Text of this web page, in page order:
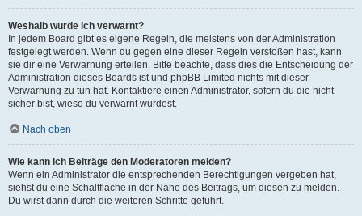
Weshalb wurde ich verwarnt?
In jedem Board gibt es eigene Regeln, die meistens von der Administration
festgelegt werden. Wenn du gegen eine dieser Regeln verstoßen hast, kann
sie dir eine Verwarnung erteilen. Bitte beachte, dass dies die Entscheidung der
Administration dieses Boards ist und phpBB Limited nichts mit dieser
Verwarnung zu tun hat. Kontaktiere einen Administrator, sofern du die nicht
sicher bist, wieso du verwarnt wurdest.
Nach oben
Wie kann ich Beiträge den Moderatoren melden?
Wenn ein Administrator die entsprechenden Berechtigungen vergeben hat,
siehst du eine Schaltfläche in der Nähe des Beitrags, um diesen zu melden.
Du wirst dann durch die weiteren Schritte geführt.